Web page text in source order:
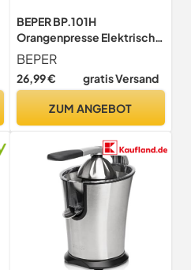
BEPER BP.101H
Orangenpresse Elektrische
700 ml - Zitruspresse
Elektrisch Weiß/Rot
BEPER
26,99 € gratis Versand
ZUM ANGEBOT